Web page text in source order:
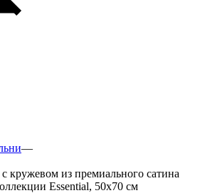
—
кружевом из премиального сатина
Essential, 50х70 см